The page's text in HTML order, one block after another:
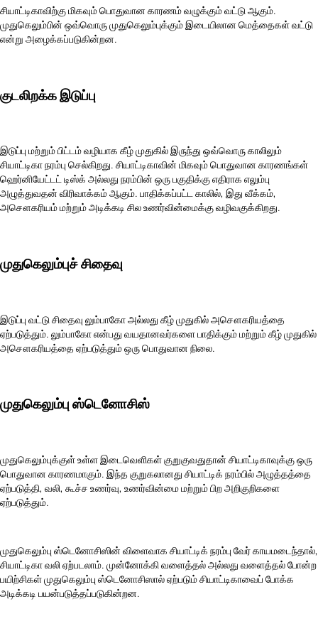
சியாட்டிகாவிற்கு மிகவும் பொதுவான காரணம் வழுக்கும் வட்டு ஆகும்.
முதுகெலும்பின் ஒவ்வொரு முதுகெலும்புக்கும் இடையிலான மெத்தைகள் வட்டு
என்று அழைக்கப்படுகின்றன.
குடலிறக்க இடுப்பு
இடுப்பு மற்றும் பிட்டம் வழியாக கீழ் முதுகில் இருந்து ஒவ்வொரு காலிலும்
சியாட்டிகா நரம்பு செல்கிறது. சியாட்டிகாவின் மிகவும் பொதுவான காரணங்கள்
ஹெர்னியேட்டட் டிஸ்க் அல்லது நரம்பின் ஒரு பகுதிக்கு எதிராக எலும்பு
அழுத்துவதன் விரிவாக்கம் ஆகும். பாதிக்கப்பட்ட காலில், இது வீக்கம்,
அசௌகரியம் மற்றும் அடிக்கடி சில உணர்வின்மைக்கு வழிவகுக்கிறது.
முதுகெலும்புச் சிதைவு
இடுப்பு வட்டு சிதைவு லும்பாகோ அல்லது கீழ் முதுகில் அசௌகரியத்தை
ஏற்படுத்தும். லும்பாகோ என்பது வயதானவர்களை பாதிக்கும் மற்றும் கீழ் முதுகில்
அசௌகரியத்தை ஏற்படுத்தும் ஒரு பொதுவான நிலை.
முதுகெலும்பு ஸ்டெனோசிஸ்
முதுகெலும்புக்குள் உள்ள இடைவெளிகள் குறுகுவதுதான் சியாட்டிகாவுக்கு ஒரு
பொதுவான காரணமாகும். இந்த குறுகலானது சியாட்டிக் நரம்பில் அழுத்தத்தை
ஏற்படுத்தி, வலி, கூச்ச உணர்வு, உணர்வின்மை மற்றும் பிற அறிகுறிகளை
ஏற்படுத்தும்.
முதுகெலும்பு ஸ்டெனோசிஸின் விளைவாக சியாட்டிக் நரம்பு வேர் காயமடைந்தால்,
சியாட்டிகா வலி ஏற்படலாம். முன்னோக்கி வளைத்தல் அல்லது வளைத்தல் போன்ற
பயிற்சிகள் முதுகெலும்பு ஸ்டெனோசிஸால் ஏற்படும் சியாட்டிகாவைப் போக்க
அடிக்கடி பயன்படுத்தப்படுகின்றன.